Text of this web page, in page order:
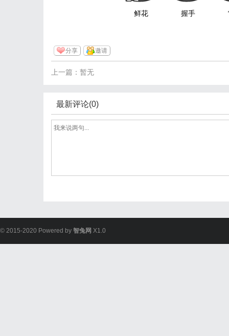
鲜花 握手
分享 邀请
上一篇：暂无
最新评论(0)
© 2015-2020 Powered by 智兔网 X1.0